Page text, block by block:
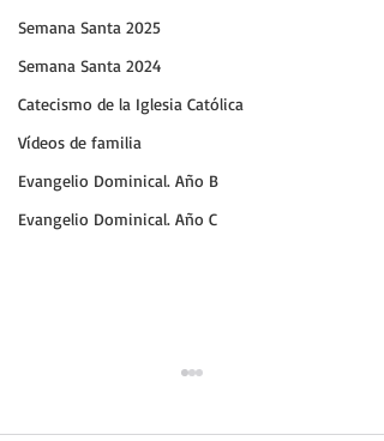
Semana Santa 2025
Semana Santa 2024
Catecismo de la Iglesia Católica
Vídeos de familia
Evangelio Dominical. Año B
Evangelio Dominical. Año C